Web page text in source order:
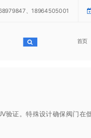
、18964505001
首页
验证。特殊设计确保阀门在